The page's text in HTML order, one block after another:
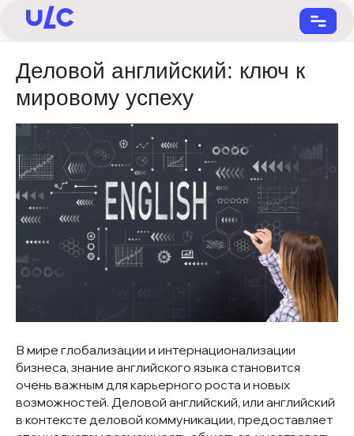
+7 (901) 731-22-55
Деловой английский: ключ к
мировому успеху
В мире глобализации и интернационализации
бизнеса, знание английского языка становится
очень важным для карьерного роста и новых
возможностей. Деловой английский, или английский
в контексте деловой коммуникации, предоставляет